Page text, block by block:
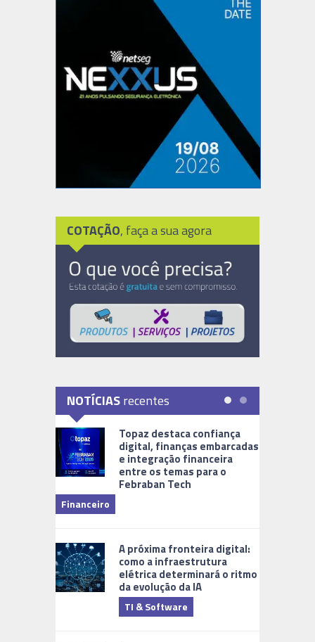
COTAÇÃO, faça a sua agora
NOTÍCIASrecentes
Topaz destaca confiança
digital, finanças embarcadas
e integração financeira
entre os temas para o
Febraban Tech
Financeiro
A próxima fronteira digital:
como a infraestrutura
elétrica determinará o ritmo
da evolução da IA
TI & Software